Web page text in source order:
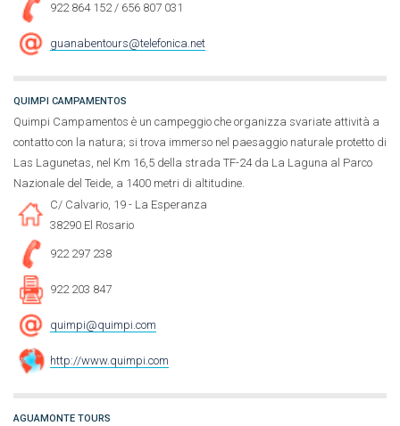
922 864 152 / 656 807 031
guanabentours@telefonica.net
QUIMPI CAMPAMENTOS
Quimpi Campamentos è un campeggio che organizza svariate attività a
contatto con la natura; si trova immerso nel paesaggio naturale protetto di
Las Lagunetas, nel Km 16,5 della strada TF-24 da La Laguna al Parco
Nazionale del Teide, a 1400 metri di altitudine.
C/ Calvario, 19 - La Esperanza
38290 El Rosario
922 297 238
922 203 847
quimpi@quimpi.com
http://www.quimpi.com
AGUAMONTE TOURS